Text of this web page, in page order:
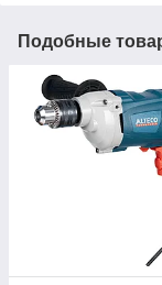
Подобные